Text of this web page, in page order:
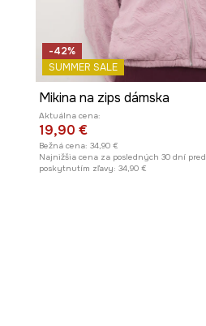
-42%
SUMMER SALE
Mikina na zips dámska
Aktuálna cena:
19,90 €
Bežná cena: 34,90 €
Najnižšia cena za posledných 30 dní pred
poskytnutím zľavy: 34,90 €